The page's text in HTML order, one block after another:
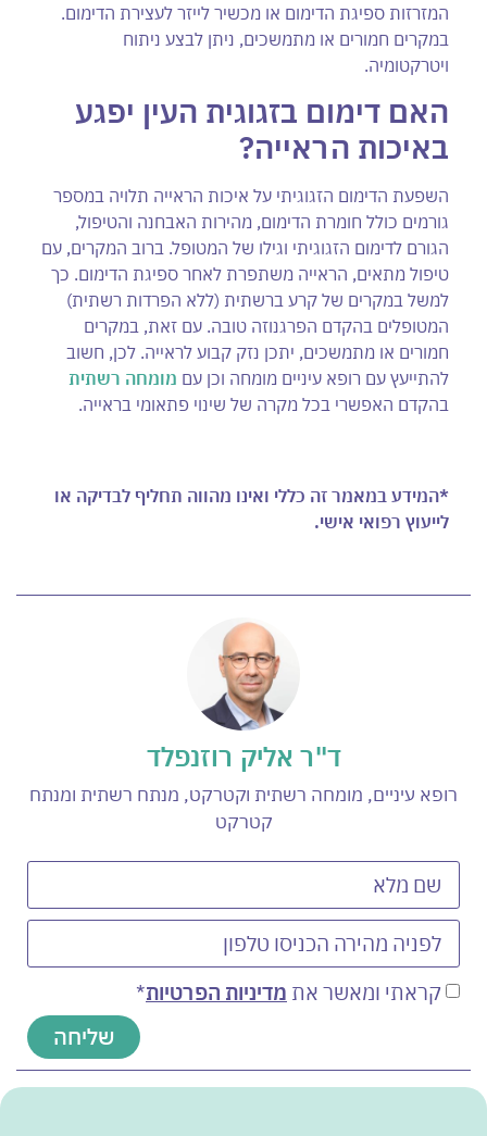
המזרזות ספיגת הדימום או מכשיר לייזר לעצירת הדימום.
במקרים חמורים או מתמשכים, ניתן לבצע ניתוח
ויטרקטומיה.
האם דימום בזגוגית העין יפגע
באיכות הראייה?
השפעת הדימום הזגוגיתי על איכות הראייה תלויה במספר
גורמים כולל חומרת הדימום, מהירות האבחנה והטיפול,
הגורם לדימום הזגוגיתי וגילו של המטופל. ברוב המקרים, עם
טיפול מתאים, הראייה משתפרת לאחר ספיגת הדימום. כך
למשל במקרים של קרע ברשתית (ללא הפרדות רשתית)
המטופלים בהקדם הפרגנוזה טובה. עם זאת, במקרים
חמורים או מתמשכים, יתכן נזק קבוע לראייה. לכן, חשוב
להתייעץ עם רופא עיניים מומחה וכן עם מומחה רשתית
בהקדם האפשרי בכל מקרה של שינוי פתאומי בראייה.
*המידע במאמר זה כללי ואינו מהווה תחליף לבדיקה או
לייעוץ רפואי אישי.
ד"ר אליק רוזנפלד
רופא עיניים, מומחה רשתית וקטרקט, מנתח רשתית ומנתח
קטרקט
קראתי ומאשר את מדיניות הפרטיות*
שליחה